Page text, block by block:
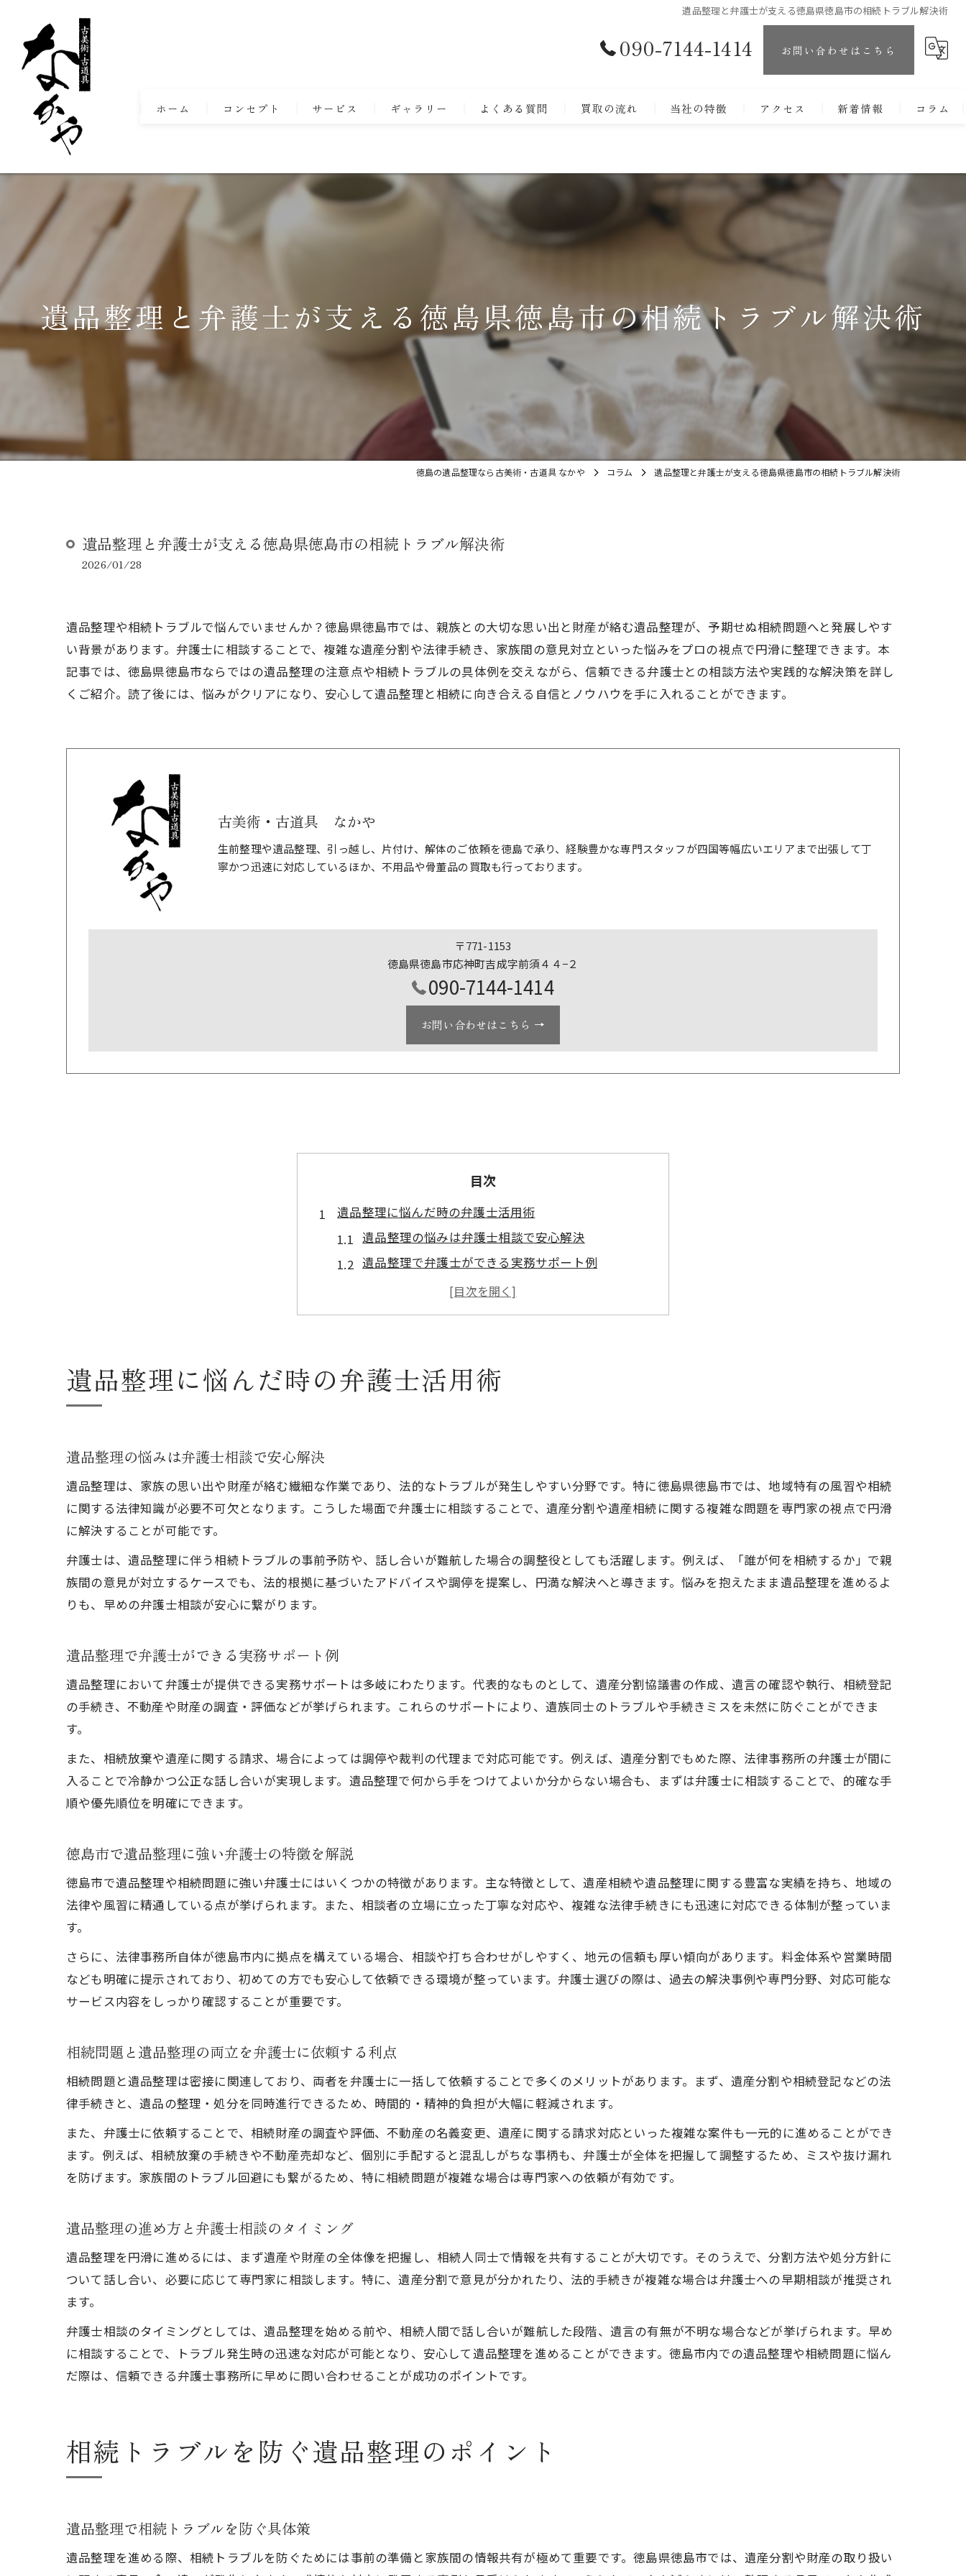
遺品整理と弁護士が支える徳島県徳島市の相続トラブル解決術
090-7144-1414 お問い合わせはこちら
ホーム コンセプト サービス ギャラリー よくある質問 買取の流れ 当社の特徴
生前整理
アクセス 新着情報 コラム
遺品整理と弁護士が支える徳島県徳島市の相続トラブル解決術
徳島の遺品整理なら古美術・古道具 なかや コラム 遺品整理と弁護士が支える徳島県徳島市の相続トラブル解決術
遺品整理と弁護士が支える徳島県徳島市の相続トラブル解決術
2026/01/28
遺品整理や相続トラブルで悩んでいませんか？徳島県徳島市では、親族との大切な思い出と財産が絡む遺品整理が、予期せぬ相続問題へと発展しやす
い背景があります。弁護士に相談することで、複雑な遺産分割や法律手続き、家族間の意見対立といった悩みをプロの視点で円滑に整理できます。本
記事では、徳島県徳島市ならではの遺品整理の注意点や相続トラブルの具体例を交えながら、信頼できる弁護士との相談方法や実践的な解決策を詳し
くご紹介。読了後には、悩みがクリアになり、安心して遺品整理と相続に向き合える自信とノウハウを手に入れることができます。
古美術・古道具 なかや
生前整理や遺品整理、引っ越し、片付け、解体のご依頼を徳島で承り、経験豊かな専門スタッフが四国等幅広いエリアまで出張して丁
寧かつ迅速に対応しているほか、不用品や骨董品の買取も行っております。
〒771-1153
徳島県徳島市応神町吉成字前須４４−２
090-7144-1414
お問い合わせはこちら
目次
遺品整理に悩んだ時の弁護士活用術
遺品整理の悩みは弁護士相談で安心解決
遺品整理で弁護士ができる実務サポート例
徳島市で遺品整理に強い弁護士の特徴を解説
相続問題と遺品整理の両立を弁護士に依頼する利点
遺品整理で相続トラブルを防ぐ具体策
相続問題を未然に防ぐ遺品整理のコツ
スムーズな遺品整理は弁護士相談が安心
弁護士へ相談することで得られる遺品整理の安心感
遺品整理の流れと弁護士がサポートできる場面
家族の絆を守る遺品整理の進め方とは
家族の絆を大切にする遺品整理の進め方
遺品整理で家族の意見調整を弁護士が支援
弁護士と進める安心の遺品整理手順
遺品整理で家族関係を良好に保つポイント
遺品整理で知っておきたい相続手続きの流れ
相続トラブルを防ぐ遺品整理時のチェック項目
こんな時は弁護士へ相談を遺品整理編
相続問題で困ったら早めの弁護士相談が安心
弁護士活用で複雑な遺品整理を円滑に進める
遺品整理に悩んだ時の弁護士活用術
遺品整理の悩みは弁護士相談で安心解決
遺品整理は、家族の思い出や財産が絡む繊細な作業であり、法的なトラブルが発生しやすい分野です。特に徳島県徳島市では、地域特有の風習や相続
に関する法律知識が必要不可欠となります。こうした場面で弁護士に相談することで、遺産分割や遺産相続に関する複雑な問題を専門家の視点で円滑
に解決することが可能です。
弁護士は、遺品整理に伴う相続トラブルの事前予防や、話し合いが難航した場合の調整役としても活躍します。例えば、「誰が何を相続するか」で親
族間の意見が対立するケースでも、法的根拠に基づいたアドバイスや調停を提案し、円満な解決へと導きます。悩みを抱えたまま遺品整理を進めるよ
りも、早めの弁護士相談が安心に繋がります。
遺品整理で弁護士ができる実務サポート例
遺品整理において弁護士が提供できる実務サポートは多岐にわたります。代表的なものとして、遺産分割協議書の作成、遺言の確認や執行、相続登記
の手続き、不動産や財産の調査・評価などが挙げられます。これらのサポートにより、遺族同士のトラブルや手続きミスを未然に防ぐことができま
す。
また、相続放棄や遺産に関する請求、場合によっては調停や裁判の代理まで対応可能です。例えば、遺産分割でもめた際、法律事務所の弁護士が間に
入ることで冷静かつ公正な話し合いが実現します。遺品整理で何から手をつけてよいか分からない場合も、まずは弁護士に相談することで、的確な手
順や優先順位を明確にできます。
徳島市で遺品整理に強い弁護士の特徴を解説
徳島市で遺品整理や相続問題に強い弁護士にはいくつかの特徴があります。主な特徴として、遺産相続や遺品整理に関する豊富な実績を持ち、地域の
法律や風習に精通している点が挙げられます。また、相談者の立場に立った丁寧な対応や、複雑な法律手続きにも迅速に対応できる体制が整っていま
す。
さらに、法律事務所自体が徳島市内に拠点を構えている場合、相談や打ち合わせがしやすく、地元の信頼も厚い傾向があります。料金体系や営業時間
なども明確に提示されており、初めての方でも安心して依頼できる環境が整っています。弁護士選びの際は、過去の解決事例や専門分野、対応可能な
サービス内容をしっかり確認することが重要です。
相続問題と遺品整理の両立を弁護士に依頼する利点
相続問題と遺品整理は密接に関連しており、両者を弁護士に一括して依頼することで多くのメリットがあります。まず、遺産分割や相続登記などの法
律手続きと、遺品の整理・処分を同時進行できるため、時間的・精神的負担が大幅に軽減されます。
また、弁護士に依頼することで、相続財産の調査や評価、不動産の名義変更、遺産に関する請求対応といった複雑な案件も一元的に進めることができ
ます。例えば、相続放棄の手続きや不動産売却など、個別に手配すると混乱しがちな事柄も、弁護士が全体を把握して調整するため、ミスや抜け漏れ
を防げます。家族間のトラブル回避にも繋がるため、特に相続問題が複雑な場合は専門家への依頼が有効です。
遺品整理の進め方と弁護士相談のタイミング
遺品整理を円滑に進めるには、まず遺産や財産の全体像を把握し、相続人同士で情報を共有することが大切です。そのうえで、分割方法や処分方針に
ついて話し合い、必要に応じて専門家に相談します。特に、遺産分割で意見が分かれたり、法的手続きが複雑な場合は弁護士への早期相談が推奨され
ます。
弁護士相談のタイミングとしては、遺品整理を始める前や、相続人間で話し合いが難航した段階、遺言の有無が不明な場合などが挙げられます。早め
に相談することで、トラブル発生時の迅速な対応が可能となり、安心して遺品整理を進めることができます。徳島市内での遺品整理や相続問題に悩ん
だ際は、信頼できる弁護士事務所に早めに問い合わせることが成功のポイントです。
相続トラブルを防ぐ遺品整理のポイント
遺品整理で相続トラブルを防ぐ具体策
遺品整理を進める際、相続トラブルを防ぐためには事前の準備と家族間の情報共有が極めて重要です。徳島県徳島市では、遺産分割や財産の取り扱い